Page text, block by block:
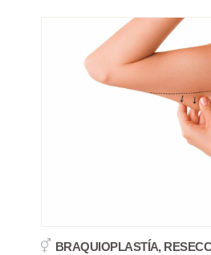
BRAQUIOPLASTÍA,